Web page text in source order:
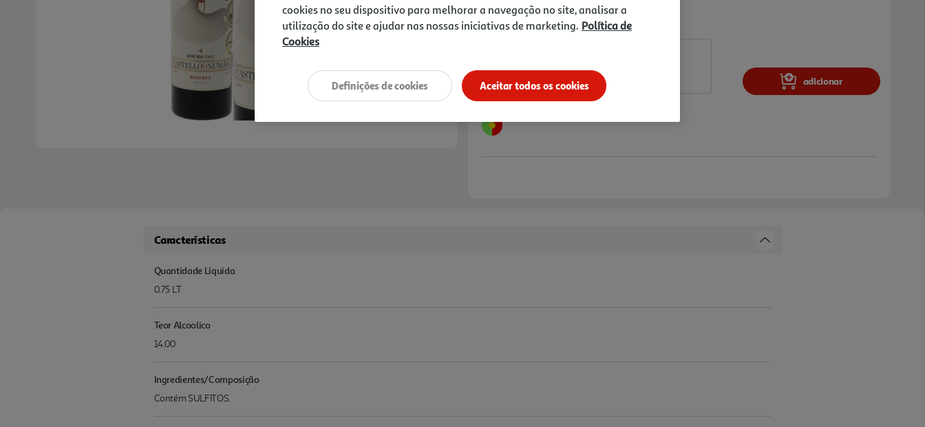
Notas de preparação
adicionar
Características
Quantidade Liquida
0.75 LT
Teor Alcoolico
14.00
Ingredientes/Composição
Contém SULFITOS.
cookies no seu dispositivo para melhorar a navegação no site, analisar a
utilização do site e ajudar nas nossas iniciativas de marketing. Política de
Cookies
Aceitar todos os cookies
Definições de cookies